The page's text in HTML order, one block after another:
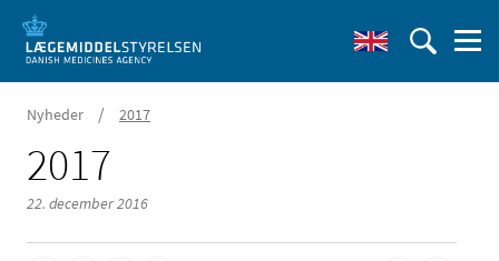
Nyheder / 2017
2017
22. december 2016